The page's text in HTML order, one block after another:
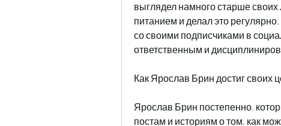
выглядел намного старше
питанием и делал это
со своими подписчиками в
ответственным и
Как Ярослав Брин достиг своих
Ярослав Брин постепенно,
постам и историям о том, как